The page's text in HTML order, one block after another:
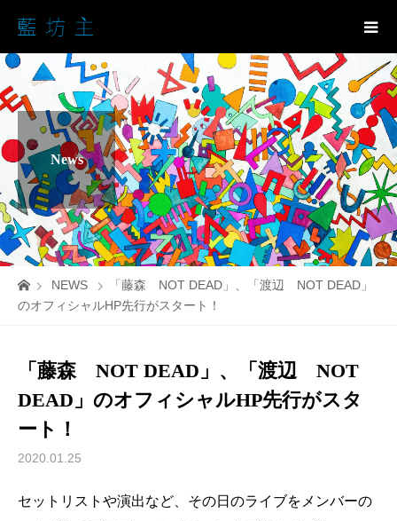
News
NEWS
「藤森 NOT DEAD」、「渡辺 NOT DEAD」
のオフィシャルHP先行がスタート！
「藤森 NOT DEAD」、「渡辺 NOT
DEAD」のオフィシャルHP先行がスタ
ート！
2020.01.25
セットリストや演出など、その日のライブをメンバーの